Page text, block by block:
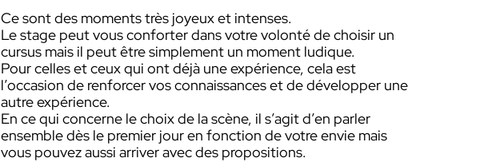
Ce sont des moments très joyeux et intenses.
Le stage peut vous conforter dans votre volonté de choisir un
cursus mais il peut être simplement un moment ludique.
Pour celles et ceux qui ont déjà une expérience, cela est
l’occasion de renforcer vos connaissances et de développer une
autre expérience.
En ce qui concerne le choix de la scène, il s’agit d’en parler
ensemble dès le premier jour en fonction de votre envie mais
vous pouvez aussi arriver avec des propositions.